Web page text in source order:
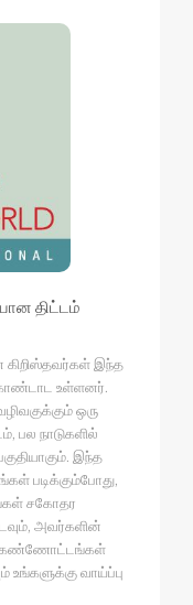
திட்டம்
இந்த
உள்ளனர்.
ஒரு
நாடுகளில்
இந்த
படிக்கும்போது,
சகோதர
அவர்களின்
கண்ணோட்டங்கள்
உங்களுக்கு வாய்ப்பு